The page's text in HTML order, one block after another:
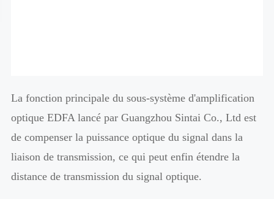
La fonction principale du sous-système d'amplification
optique EDFA lancé par Guangzhou Sintai Co., Ltd est
de compenser la puissance optique du signal dans la
liaison de transmission, ce qui peut enfin étendre la
distance de transmission du signal optique.